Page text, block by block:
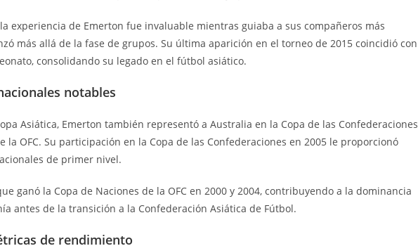
experiencia de Emerton fue invaluable mientras guiaba a sus compañeros más
más allá de la fase de grupos. Su última aparición en el torneo de 2015 coincidió con
consolidando su legado en el fútbol asiático.
notables
Asiática, Emerton también representó a Australia en la Copa de las Confederaciones
la OFC. Su participación en la Copa de las Confederaciones en 2005 le proporcionó
de primer nivel.
ganó la Copa de Naciones de la OFC en 2000 y 2004, contribuyendo a la dominancia
antes de la transición a la Confederación Asiática de Fútbol.
de rendimiento